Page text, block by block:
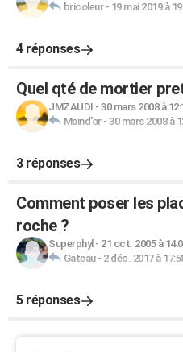
bricoleur- 19 mai 2019 à
4 réponses
Quel qté de mortier
JMZAUDI - 30 mars 2008 à
Maind'or- 30 mars 2008 à
3 réponses
Comment poser les
roche ?
Superphyl - 21 oct. 2005 à
Gateau- 2 déc. 2017 à
5 réponses